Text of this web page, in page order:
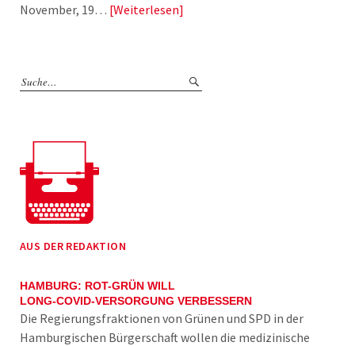
November, 19… Weiterlesen
AUS DER REDAKTION
HAMBURG: ROT-GRÜN WILL
LONG-COVID-VERSORGUNG VERBESSERN
Die Regierungsfraktionen von Grünen und SPD in der
Hamburgischen Bürgerschaft wollen die medizinische